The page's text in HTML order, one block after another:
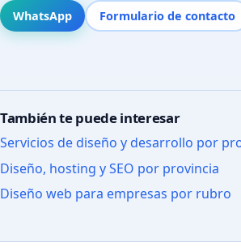
WhatsApp Formulario de contacto
También te puede interesar
Servicios de diseño y desarrollo por
Diseño, hosting y SEO por provincia
Diseño web para empresas por rubro